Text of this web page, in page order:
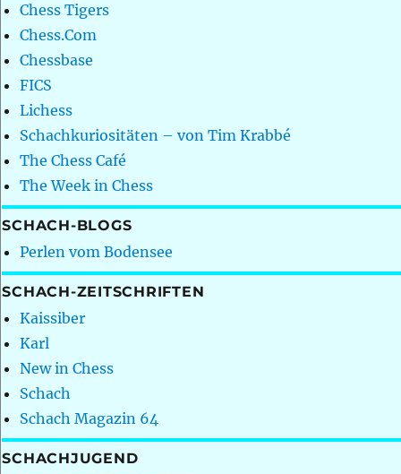
Chess Tigers
Chess.Com
Chessbase
FICS
Lichess
Schachkuriositäten – von Tim Krabbé
The Chess Café
The Week in Chess
SCHACH-BLOGS
Perlen vom Bodensee
SCHACH-ZEITSCHRIFTEN
Kaissiber
Karl
New in Chess
Schach
Schach Magazin 64
SCHACHJUGEND